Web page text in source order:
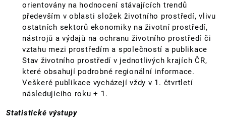
orientovány na hodnocení stávajících trendů
především v oblasti složek životního prostředí, vlivu
ostatních sektorů ekonomiky na životní prostředí,
nástrojů a výdajů na ochranu životního prostředí či
vztahu mezi prostředím a společností a publikace
Stav životního prostředí v jednotlivých krajích ČR,
které obsahují podrobné regionální informace.
Veškeré publikace vycházejí vždy v 1. čtvrtletí
následujícího roku + 1.
Statistické výstupy